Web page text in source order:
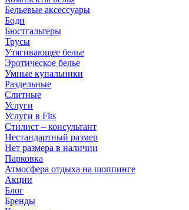
Бельевые аксессуары
Боди
Бюстгальтеры
Трусы
Утягивающее белье
Эротическое белье
Умные купальники
Раздельные
Слитные
Услуги
Услуги в Fits
Стилист – консультант
Нестандартный размер
Нет размера в наличии
Парковка
Атмосфера отдыха на шоппинге
Акции
Блог
Бренды